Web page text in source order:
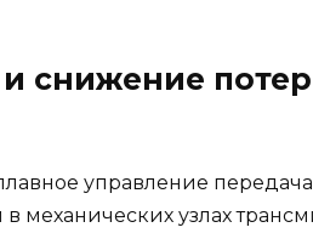
снижение
управление
механических узлах